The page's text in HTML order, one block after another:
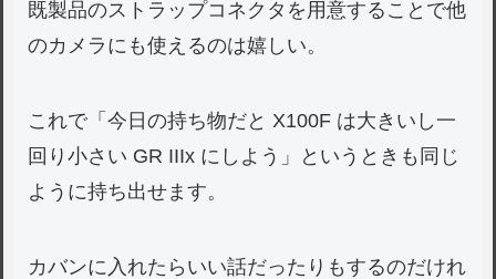
既製品のストラップコネクタを用意することで他
のカメラにも使えるのは嬉しい。
これで「今日の持ち物だと X100F は大きいし一
回り小さい GR IIIx にしよう」というときも同じ
ように持ち出せます。
カバンに入れたらいい話だったりもするのだけれ